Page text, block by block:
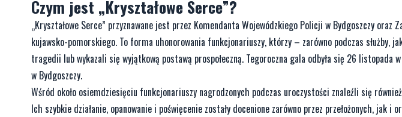
Czym jest „Kryształowe Serce”?
„Kryształowe Serce” przyznawane jest przez Komendanta Wojewódzkiego Policji w Bydgoszczy oraz
kujawsko-pomorskiego. To forma uhonorowania funkcjonariuszy, którzy – zarówno podczas służby,
tragedii lub wykazali się wyjątkową postawą prospołeczną. Tegoroczna gala odbyła się 26
w Bydgoszczy.
Wśród około osiemdziesięciu funkcjonariuszy nagrodzonych podczas uroczystości znaleźli się
Ich szybkie działanie, opanowanie i poświęcenie zostały docenione zarówno przez przełożonych, jak i